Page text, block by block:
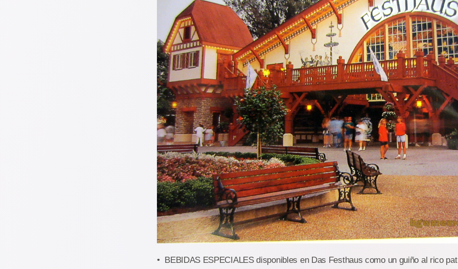
• BEBIDAS ESPECIALES disponibles en Das Festhaus como un guiño al rico